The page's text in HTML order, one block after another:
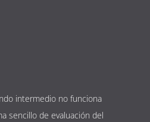
intermedio no funciona
sencillo de evaluación del